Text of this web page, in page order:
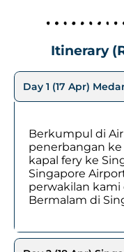
Itinerary
Day 1 (17 Apr)
Berkumpul di
penerbangan
kapal fery ke
Singapore
perwakilan kami
Bermalam di